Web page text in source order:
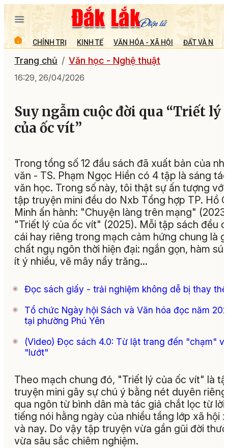
CHÍNH TRỊ KINH TẾ VĂN HÓA - XÃ HỘI ĐẤT VÀ
Trang chủ Văn học - Nghệ thuật
16:29, 26/04/2026
Suy ngẫm cuộc đời qua “Triết lý
của ốc vít”
Trong tổng số 12 đầu sách đã xuất bản của
văn - TS. Phạm Ngọc Hiền có 4 tập là sáng tác
văn học. Trong số này, tôi thật sự ấn tượng với
tập truyện mini đều do Nxb Tổng hợp TP. Hồ
Minh ấn hành: "Chuyện làng trên mạng"
"Triết lý của ốc vít" (2025). Mỗi tập sách đều
cái hay riêng trong mạch cảm hứng chung là
chất ngụ ngôn thời hiện đại: ngắn gọn, hàm
ít ý nhiều, vẽ mây nẩy trăng…
Đọc sách giấy - trải nghiệm không dễ bị thay thế
Tổ chức Ngày hội Sách và Văn hóa đọc năm
tại phường Phú Yên
(Video) Đọc sách 4.0: Từ lật trang đến "chạm"
"lướt"
Theo mạch chung đó, "Triết lý của ốc vít" là
truyện mini gây sự chú ý bằng nét duyên riêng
qua ngôn từ bình dân mà tác giả chắt lọc từ lời
tiếng nói hằng ngày của nhiều tầng lớp xã hội
và nay. Do vậy tập truyện vừa gần gũi đời
vừa sâu sắc chiêm nghiệm.